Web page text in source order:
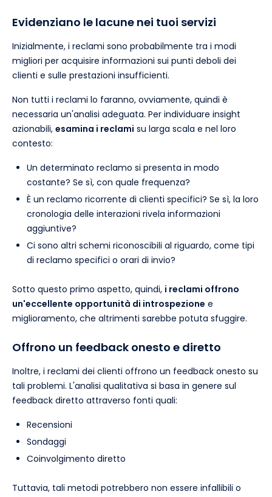
Evidenziano le lacune nei tuoi servizi
Inizialmente, i reclami sono probabilmente tra i modi
migliori per acquisire informazioni sui punti deboli dei
clienti e sulle prestazioni insufficienti.
Non tutti i reclami lo faranno, ovviamente, quindi è
necessaria un'analisi adeguata. Per individuare insight
azionabili, esamina i reclami su larga scala e nel loro
contesto:
Un determinato reclamo si presenta in modo
costante? Se sì, con quale frequenza?
È un reclamo ricorrente di clienti specifici? Se sì, la loro
cronologia delle interazioni rivela informazioni
aggiuntive?
Ci sono altri schemi riconoscibili al riguardo, come tipi
di reclamo specifici o orari di invio?
Sotto questo primo aspetto, quindi, i reclami offrono
un'eccellente opportunità di introspezione e
miglioramento, che altrimenti sarebbe potuta sfuggire.
Offrono un feedback onesto e diretto
Inoltre, i reclami dei clienti offrono un feedback onesto su
tali problemi. L'analisi qualitativa si basa in genere sul
feedback diretto attraverso fonti quali:
Recensioni
Sondaggi
Coinvolgimento diretto
Tuttavia, tali metodi potrebbero non essere infallibili o